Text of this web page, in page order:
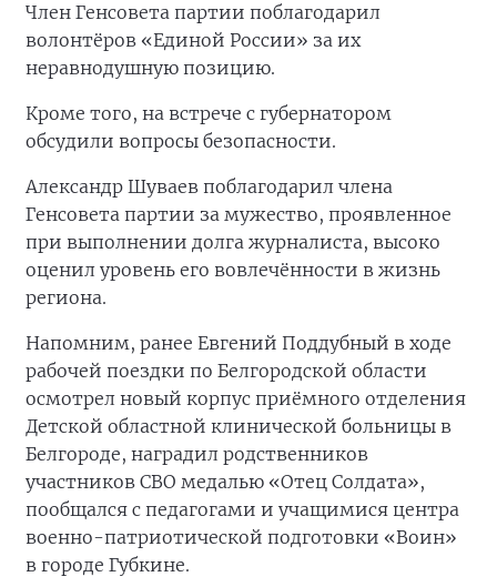
Член Генсовета партии поблагодарил
волонтёров «Единой России» за их
неравнодушную позицию.
Кроме того, на встрече с губернатором
обсудили вопросы безопасности.
Александр Шуваев поблагодарил члена
Генсовета партии за мужество, проявленное
при выполнении долга журналиста, высоко
оценил уровень его вовлечённости в жизнь
региона.
Напомним, ранее Евгений Поддубный в ходе
рабочей поездки по Белгородской области
осмотрел новый корпус приёмного отделения
Детской областной клинической больницы в
Белгороде, наградил родственников
участников СВО медалью «Отец Солдата»,
пообщался с педагогами и учащимися центра
военно-патриотической подготовки «Воин»
в городе Губкине.